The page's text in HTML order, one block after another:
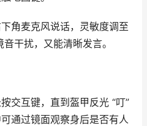
角麦克风说话，灵敏度调至
干扰，又能清晰发言。​
交互键，直到盔甲反光 “叮”
通过镜面观察身后是否有人